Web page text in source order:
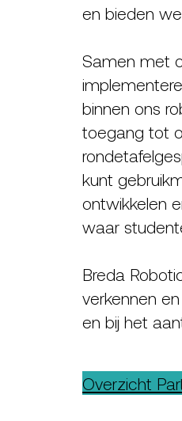
en bieden
Samen met
binnen ons
toegang tot
kunt
ontwikkelen
waar
Breda
verkennen
en bij het
Overzicht